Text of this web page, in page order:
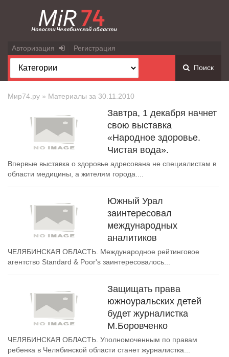
Авторизация Регистрация
Поиск
Мир74.ру » Материалы за 30.11.2010
Завтра, 1 декабря начнет
свою выставка
«Народное здоровье.
Чистая вода».
Впервые выставка о здоровье адресована не специалистам в
области медицины, а жителям города....
Южный Урал
заинтересовал
международных
аналитиков
ЧЕЛЯБИНСКАЯ ОБЛАСТЬ. Международное рейтинговое
агентство Standard & Poor's заинтересовалось...
Защищать права
южноуральских детей
будет журналистка
М.Боровченко
ЧЕЛЯБИНСКАЯ ОБЛАСТЬ. Уполномоченным по правам
ребенка в Челябинской области станет журналистка...